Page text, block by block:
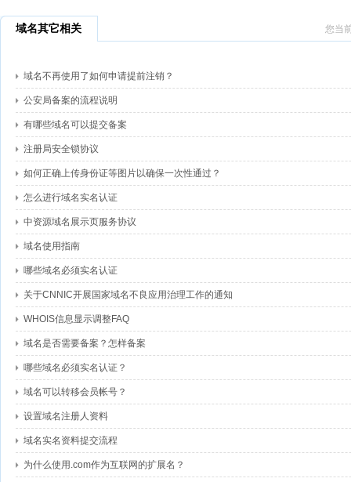
域名其它相关 您当
域名不再使用了如何申请提前注销？
公安局备案的流程说明
有哪些域名可以提交备案
注册局安全锁协议
如何正确上传身份证等图片以确保一次性通过？
怎么进行域名实名认证
中资源域名展示页服务协议
域名使用指南
哪些域名必须实名认证
关于CNNIC开展国家域名不良应用治理工作的通知
WHOIS信息显示调整FAQ
域名是否需要备案？怎样备案
哪些域名必须实名认证？
域名可以转移会员帐号？
设置域名注册人资料
域名实名资料提交流程
为什么使用.com作为互联网的扩展名？